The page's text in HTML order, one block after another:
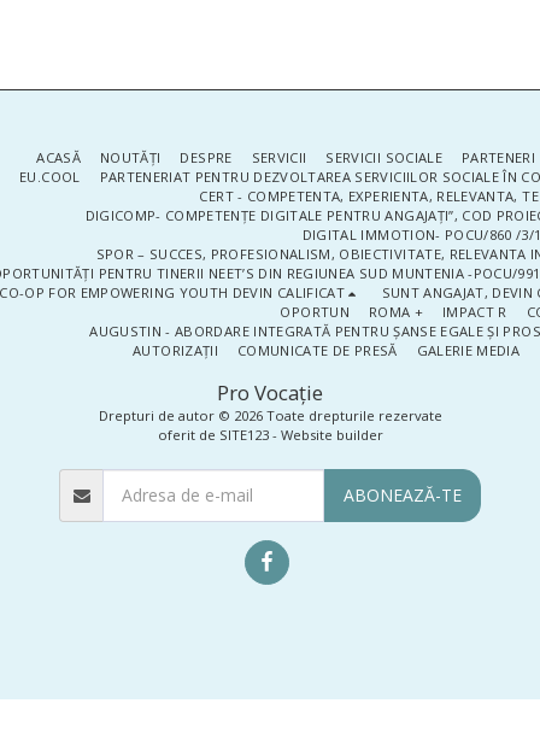
Pro Vocaţie
Drepturi de autor © 2026 Toate drepturile rezervate
oferit de SITE123- Website builder
ACASĂ NOUTĂŢI DESPRE SERVICII SERVICII SOCIALE
EU.COOL
PARTENERIAT PENTRU DEZVOLTAREA SERVICIILOR SOCIALE ÎN
CERT - COMPETENTA, EXPERIENTA, RELEVANTA,
DIGICOMP- COMPETENȚE DIGITALE PENTRU ANGAJAȚI”, COD
DIGITAL IMMOTION- POCU/860 /3/
SPOR – SUCCES, PROFESIONALISM, OBIECTIVITATE, RELEVANTA
PENTRU TINERII NEET’S DIN REGIUNEA SUD MUNTENIA -POCU/
CO-OP FOR EMPOWERING YOUTH DEVIN CALIFICAT
SUNT ANGAJAT, DEVIN
OPORTUN
ROMA + IMPACT R
AUGUSTIN - ABORDARE INTEGRATĂ PENTRU ȘANSE EGALE ȘI
AUTORIZAȚII
COMUNICATE DE PRESĂ GALERIE MEDIA
ABONEAZĂ-TE